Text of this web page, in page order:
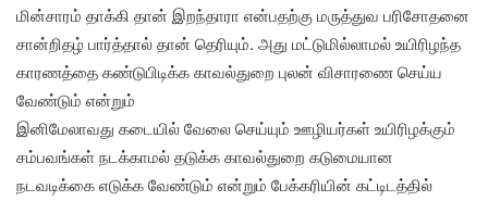
மின்சாரம் தாக்கி தான் இறந்தாரா என்பதற்கு மருத்துவ பரிசோதனை
சான்றிதழ் பார்த்தால் தான் தெரியும். அது மட்டுமில்லாமல் உயிரிழந்த
காரணத்தை கண்டுபிடிக்க காவல்துறை புலன் விசாரணை செய்ய
வேண்டும் என்றும்
இனிமேலாவது கடையில் வேலை செய்யும் ஊழியர்கள் உயிரிழக்கும்
சம்பவங்கள் நடக்காமல் தடுக்க காவல்துறை கடுமையான
நடவடிக்கை எடுக்க வேண்டும் என்றும் பேக்கரியின் கட்டிடத்தில்